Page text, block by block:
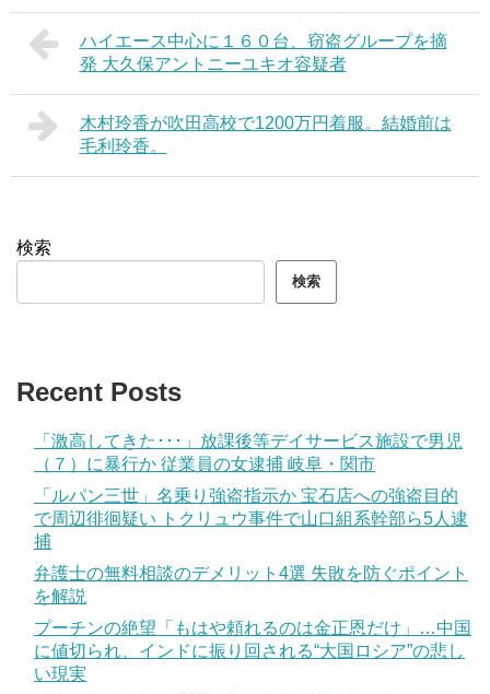
ハイエース中心に１６０台、窃盗グループを摘
発 大久保アントニーユキオ容疑者
木村玲香が吹田高校で1200万円着服。結婚前は
毛利玲香。
検索
検索
Recent Posts
「激高してきた･･･」放課後等デイサービス施設で男児
（７）に暴行か 従業員の女逮捕 岐阜・関市
「ルパン三世」名乗り強盗指示か 宝石店への強盗目的
で周辺徘徊疑い トクリュウ事件で山口組系幹部ら5人逮
捕
弁護士の無料相談のデメリット4選 失敗を防ぐポイント
を解説
プーチンの絶望「もはや頼れるのは金正恩だけ」…中国
に値切られ、インドに振り回される“大国ロシア”の悲し
い現実